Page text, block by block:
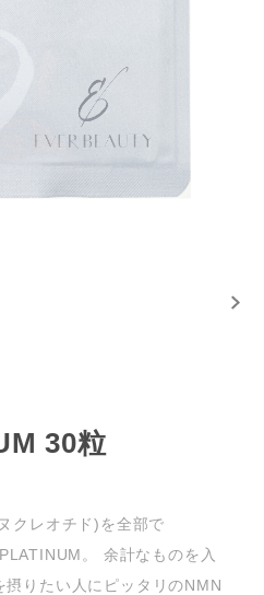
30粒
クレオチド)を全部で
。 余計なものを入
りたい人にピッタリのNMN